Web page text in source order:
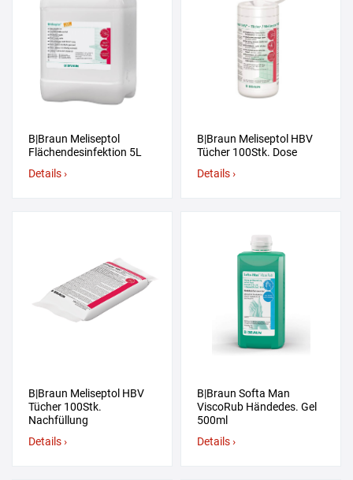
B|Braun Meliseptol
Flächendesinfektion 5L
Details ›
B|Braun Meliseptol HBV
Tücher 100Stk. Dose
Details ›
B|Braun Meliseptol HBV
Tücher 100Stk.
Nachfüllung
Details ›
B|Braun Softa Man
ViscoRub Händedes. Gel
500ml
Details ›